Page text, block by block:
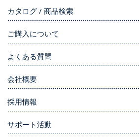
カタログ / 商品検索
ご購入について
よくある質問
会社概要
採用情報
サポート活動